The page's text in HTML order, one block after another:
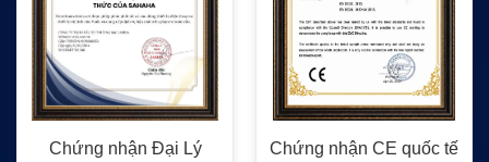
Chứng nhận Đại Lý
Chứng nhận CE quốc tế